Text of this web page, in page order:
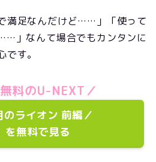
満足なんだけど……」「使って
」なんて場合でもカンタンに
す。
料のU-NEXT／
のライオン 前編／
を無料で見る